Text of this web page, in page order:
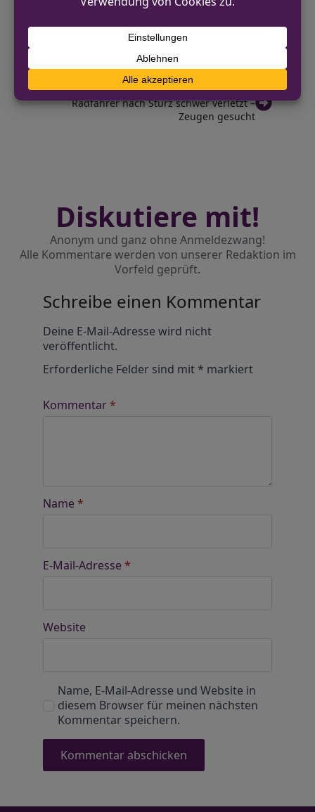
VORHERIGER BEITRAG
Fröndenberg: Rasersünden ziehen
Fahrverbot nach sich
NÄCHSTER BEITRAG
Radfahrer nach Sturz schwer verletzt –
Zeugen gesucht
Diskutiere mit!
Anonym und ganz ohne Anmeldezwang!
Alle Kommentare werden von unserer Redaktion im
Vorfeld geprüft.
Schreibe einen Kommentar
Deine E-Mail-Adresse wird nicht
veröffentlicht.
Erforderliche Felder sind mit* markiert
Kommentar*
Name *
E-Mail-Adresse *
Website
Name, E-Mail-Adresse und Website in
diesem Browser für meinen nächsten
Kommentar speichern.